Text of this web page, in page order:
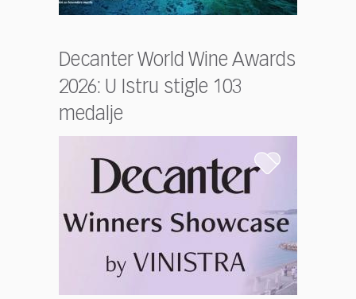
Decanter World Wine Awards
2026: U Istru stigle 103
medalje